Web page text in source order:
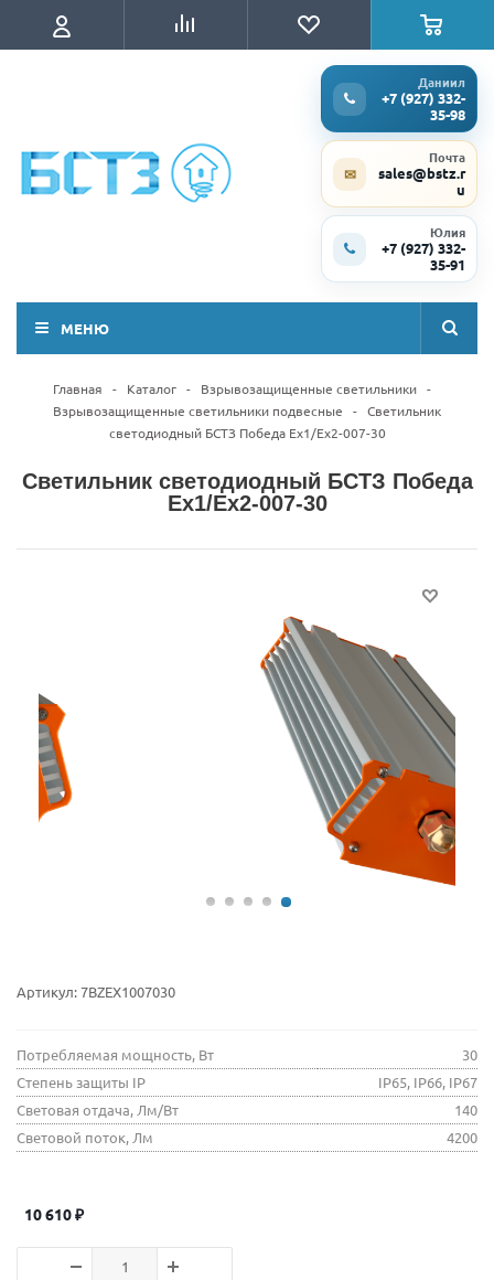
Даниил
+7 (927) 332-
35-98
✉
Почта
sales@bstz.r
u
Юлия
+7 (927) 332-
35-91
МЕНЮ
Главная - Каталог - Взрывозащищенные светильники -
Взрывозащищенные светильники подвесные
- Светильник
светодиодный БСТЗ Победа Ex1/Ex2-007-30
Светильник светодиодный БСТЗ Победа
Ex1/Ex2-007-30
Артикул:7BZEX1007030
Потребляемая мощность, Вт
30
Степень защиты IP
IP65, IP66, IP67
Световая отдача, Лм/Вт
140
Световой поток, Лм
4200
10 610₽